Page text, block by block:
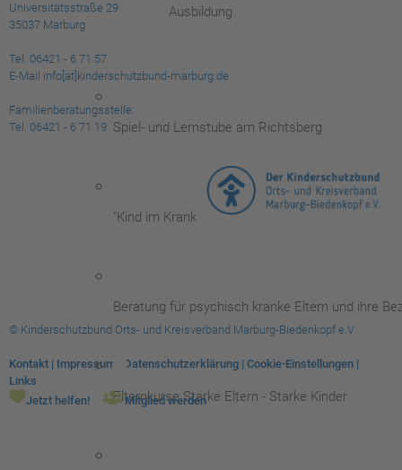
Ausbildung
Spiel- und Lernstube am Richtsberg
"Kind im Krankenhaus"
Beratung für psychisch kranke Eltern und ihre
Elternkurse Starke Eltern - Starke Kinder
Universitätsstraße 29
35037 Marburg
Tel. 06421 - 6 71 57
E-Mail info[at]kinderschutzbund-marburg.de
Familienberatungsstelle:
Tel. 06421 - 6 71 19
© Kinderschutzbund Orts- und Kreisverband Marburg-Biedenkopf e.V
Kontakt | Impressum Datenschutzerklärung | Cookie-Einstellungen |
Links
Jetzt helfen!
Mitglied werden